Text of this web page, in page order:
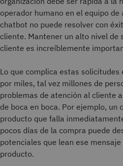
operador humano en el equipo
chatbot no puede resolver con
cliente. Mantener un alto nivel de
cliente es increíblemente
Lo que complica estas
por miles, tal vez millones de
problemas de atención al cliente
de boca en boca. Por ejemplo, un
producto que falla
pocos días de la compra puede
potenciales que lean ese
producto.